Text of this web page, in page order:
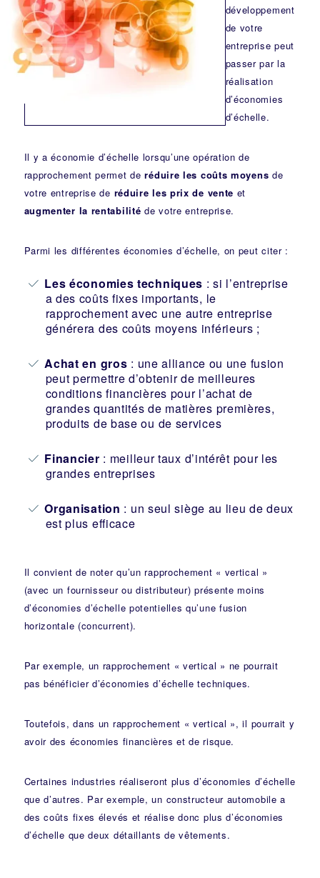
développement
de votre
entreprise peut
passer par la
réalisation
d’économies
d’échelle.
Il y a économie d’échelle lorsqu’une opération de
rapprochement permet deréduire les coûts moyens de
votre entreprise de réduire les prix de vente et
augmenter la rentabilité de votre entreprise.
Parmi les différentes économies d’échelle, on peut citer :
Les économies techniques : si l’entreprise
a des coûts fixes importants, le
rapprochement avec une autre entreprise
générera des coûts moyens inférieurs ;
Achat en gros : une alliance ou une fusion
peut permettre d’obtenir de meilleures
conditions financières pour l’achat de
grandes quantités de matières premières,
produits de base ou de services
Financier : meilleur taux d’intérêt pour les
grandes entreprises
Organisation : un seul siège au lieu de deux
est plus efficace
Il convient de noter qu’un rapprochement « vertical »
(avec un fournisseur ou distributeur) présente moins
d’économies d’échelle potentielles qu’une fusion
horizontale (concurrent).
Par exemple, un rapprochement « vertical » ne pourrait
pas bénéficier d’économies d’échelle techniques.
Toutefois, dans un rapprochement « vertical », il pourrait y
avoir des économies financières et de risque.
Certaines industries réaliseront plus d’économies d’échelle
que d’autres. Par exemple, un constructeur automobile a
des coûts fixes élevés et réalise donc plus d’économies
d’échelle que deux détaillants de vêtements.